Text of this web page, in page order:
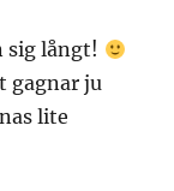
sig långt!
gagnar ju
lite